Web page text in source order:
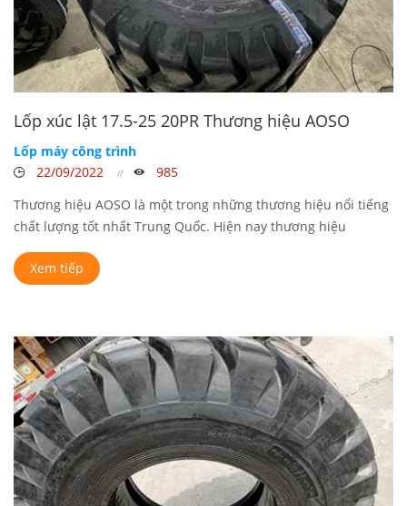
Lốp xúc lật 17.5-25 20PR Thương hiệu AOSO
Lốp máy công trình
22/09/2022
985
Thương hiệu AOSO là một trong những thương hiệu nổi tiếng
chất lượng tốt nhất Trung Quốc. Hiện nay thương hiệu
Xem tiếp